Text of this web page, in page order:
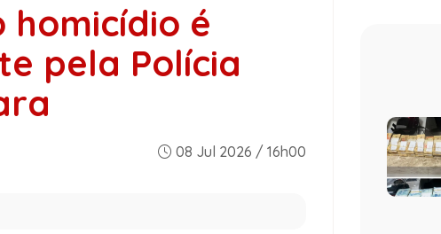
homicídio é
pela Polícia
08 Jul 2026 / 16h00